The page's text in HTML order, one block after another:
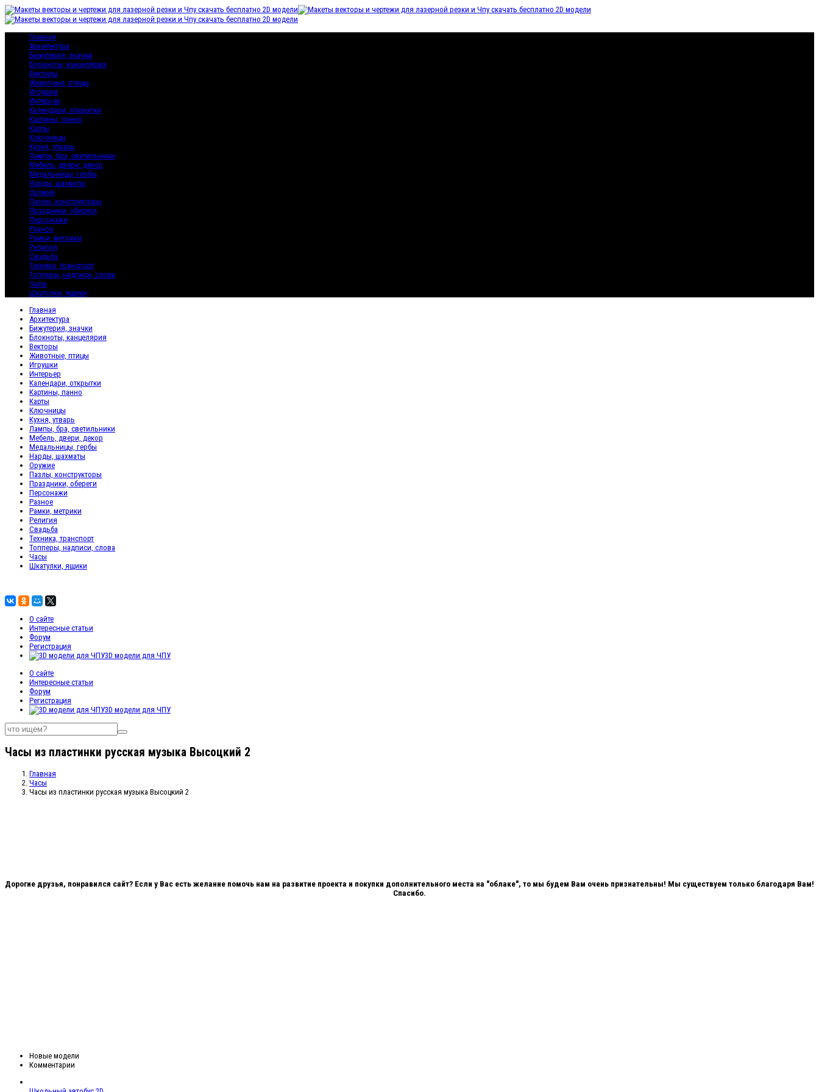
Главная
Архитектура
Бижутерия, значки
Блокноты, канцелярия
Векторы
Животные, птицы
Игрушки
Интерьер
Календари, открытки
Картины, панно
Карты
Ключницы
Кухня, утварь
Лампы, бра, светильники
Мебель, двери, декор
Медальницы, гербы
Нарды, шахматы
Оружие
Пазлы, конструкторы
Праздники, обереги
Персонажи
Разное
Рамки, метрики
Религия
Свадьба
Техника, транспорт
Топперы, надписи, слова
Часы
Шкатулки, ящики
Главная
Архитектура
Бижутерия, значки
Блокноты, канцелярия
Векторы
Животные, птицы
Игрушки
Интерьер
Календари, открытки
Картины, панно
Карты
Ключницы
Кухня, утварь
Лампы, бра, светильники
Мебель, двери, декор
Медальницы, гербы
Нарды, шахматы
Оружие
Пазлы, конструкторы
Праздники, обереги
Персонажи
Разное
Рамки, метрики
Религия
Свадьба
Техника, транспорт
Топперы, надписи, слова
Часы
Шкатулки, ящики
О сайте
Интересные статьи
Форум
Регистрация
3D модели для ЧПУ
О сайте
Интересные статьи
Форум
Регистрация
3D модели для ЧПУ
Часы из пластинки русская музыка Высоцкий 2
Главная
Часы
Часы из пластинки русская музыка Высоцкий 2
Дорогие друзья, понравился сайт? Если у Вас есть желание помочь нам на развитие проекта и покупки дополнительного места на "облаке", то мы будем Вам очень признательны! Мы существуем только благодаря Вам!
Спасибо.
Новые модели
Комментарии